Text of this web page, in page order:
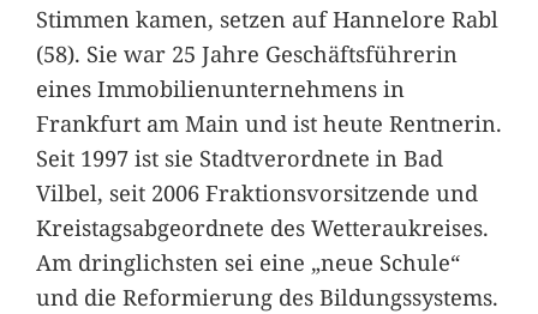
Stimmen kamen, setzen auf Hannelore Rabl
(58). Sie war 25 Jahre Geschäftsführerin
eines Immobilienunternehmens in
Frankfurt am Main und ist heute Rentnerin.
Seit 1997 ist sie Stadtverordnete in Bad
Vilbel, seit 2006 Fraktionsvorsitzende und
Kreistagsabgeordnete des Wetteraukreises.
Am dringlichsten sei eine „neue Schule“
und die Reformierung des Bildungssystems.